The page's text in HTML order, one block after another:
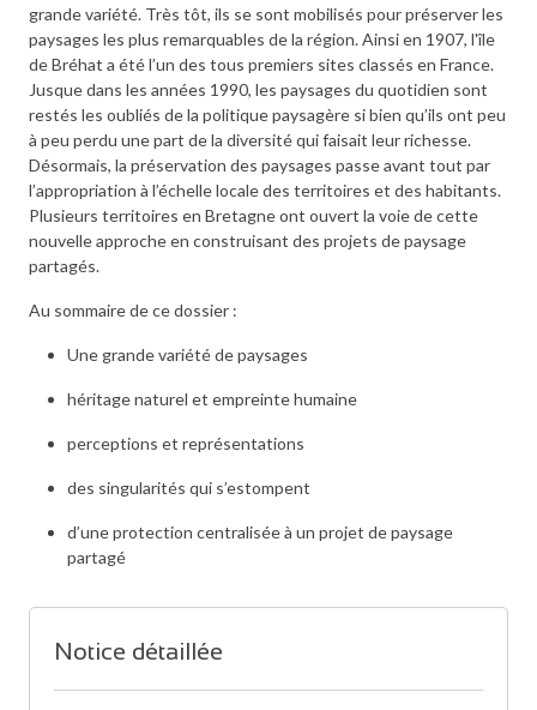
grande variété. Très tôt, ils se sont mobilisés pour préserver les
paysages les plus remarquables de la région. Ainsi en 1907, l'île
de Bréhat a été l’un des tous premiers sites classés en France.
Jusque dans les années 1990, les paysages du quotidien sont
restés les oubliés de la politique paysagère si bien qu’ils ont peu
à peu perdu une part de la diversité qui faisait leur richesse.
Désormais, la préservation des paysages passe avant tout par
l’appropriation à l’échelle locale des territoires et des habitants.
Plusieurs territoires en Bretagne ont ouvert la voie de cette
nouvelle approche en construisant des projets de paysage
partagés.
Au sommaire de ce dossier :
Une grande variété de paysages
héritage naturel et empreinte humaine
perceptions et représentations
des singularités qui s’estompent
d’une protection centralisée à un projet de paysage
partagé
Notice détaillée